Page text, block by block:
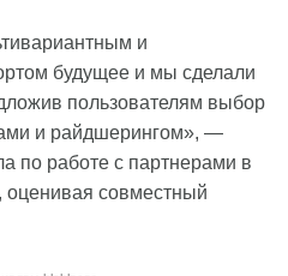
и
будущее и мы сделали
пользователям выбор
и райдшерингом», —
по работе с партнерами в
совместный